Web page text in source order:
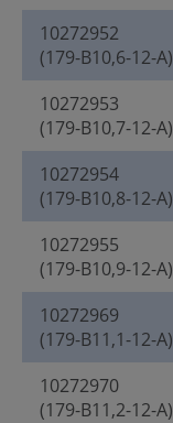
10272952
(179-B10,6-12-A)
10272953
(179-B10,7-12-A)
10272954
(179-B10,8-12-A)
10272955
(179-B10,9-12-A)
10272969
(179-B11,1-12-A)
10272970
(179-B11,2-12-A)